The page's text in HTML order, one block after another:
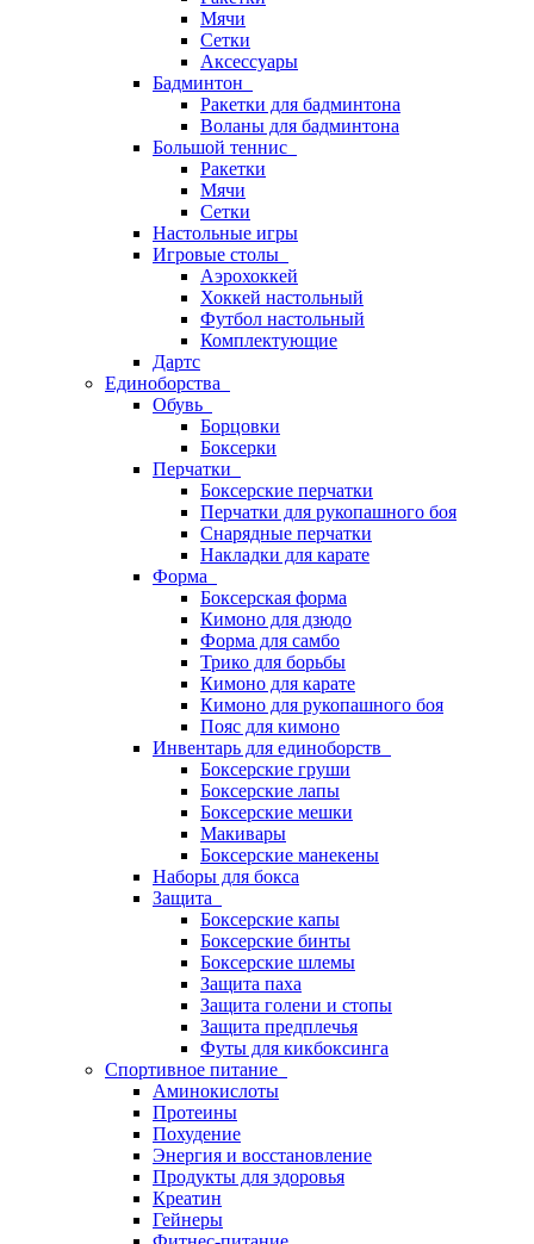
Мячи
Сетки
Аксессуары
Бадминтон
Ракетки для бадминтона
Воланы для бадминтона
Большой теннис
Ракетки
Мячи
Сетки
Настольные игры
Игровые столы
Аэрохоккей
Хоккей настольный
Футбол настольный
Комплектующие
Дартс
Единоборства
Обувь
Борцовки
Боксерки
Перчатки
Боксерские перчатки
Перчатки для рукопашного боя
Снарядные перчатки
Накладки для карате
Форма
Боксерская форма
Кимоно для дзюдо
Форма для самбо
Трико для борьбы
Кимоно для карате
Кимоно для рукопашного боя
Пояс для кимоно
Инвентарь для единоборств
Боксерские груши
Боксерские лапы
Боксерские мешки
Макивары
Боксерские манекены
Наборы для бокса
Защита
Боксерские капы
Боксерские бинты
Боксерские шлемы
Защита паха
Защита голени и стопы
Защита предплечья
Футы для кикбоксинга
Спортивное питание
Аминокислоты
Протеины
Похудение
Энергия и восстановление
Продукты для здоровья
Креатин
Гейнеры